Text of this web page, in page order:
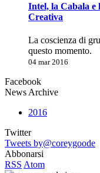
Intel, la Cabala e
Creativa
La coscienza di
questo momento.
04 mar 2016
Facebook
News Archive
2016
Twitter
Tweets by@coreygoode
Abbonarsi
RSS Atom